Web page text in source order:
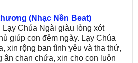
(Nhạc Nền Beat)
Lạy Chúa Ngài giàu lòng xót
giúp con đêm ngày. Lạy Chúa
xin rộng ban tình yêu và tha thứ,
ân chan chứa, xin cho con luôn